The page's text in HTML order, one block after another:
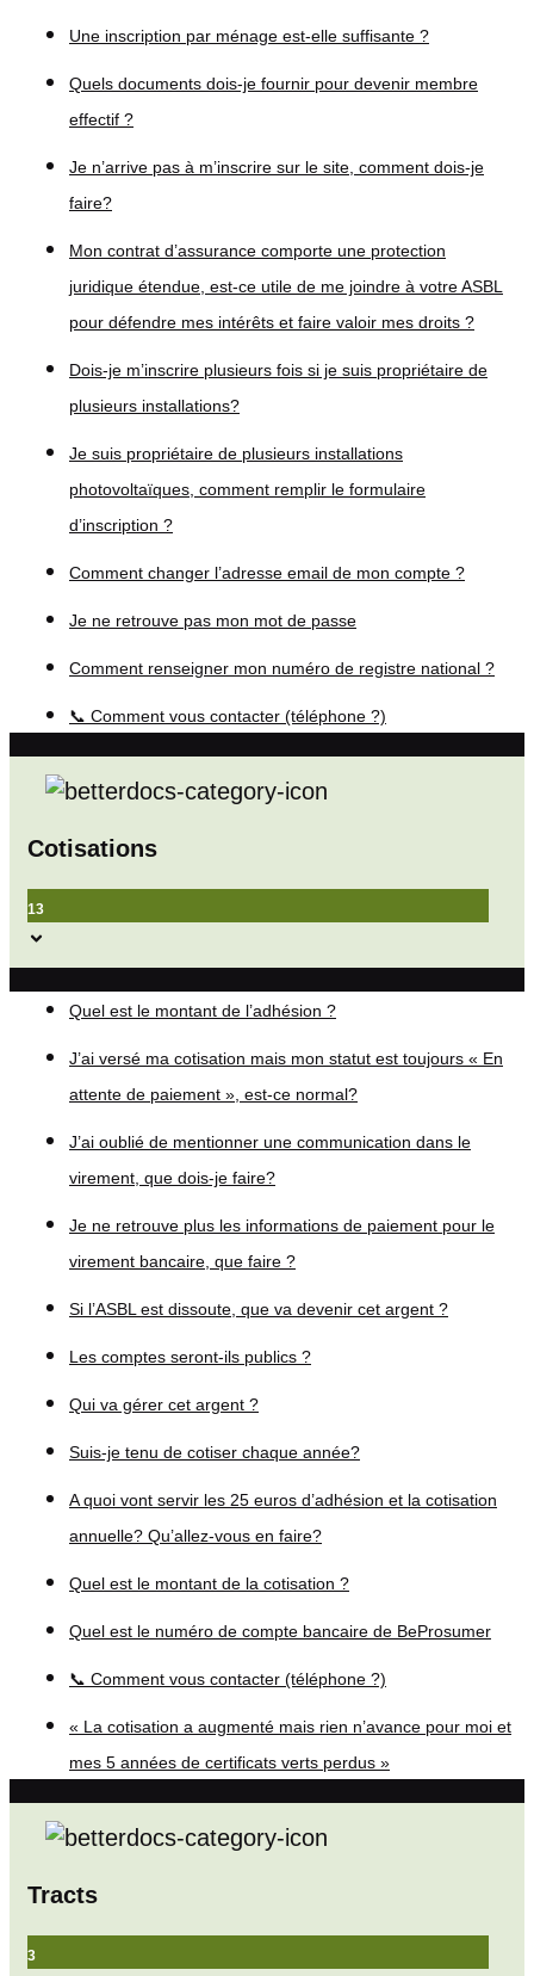
Une inscription par ménage est-elle suffisante ?
Quels documents dois-je fournir pour devenir membre
effectif ?
Je n’arrive pas à m’inscrire sur le site, comment dois-je
faire?
Mon contrat d’assurance comporte une protection
juridique étendue, est-ce utile de me joindre à votre ASBL
pour défendre mes intérêts et faire valoir mes droits ?
Dois-je m’inscrire plusieurs fois si je suis propriétaire de
plusieurs installations?
Je suis propriétaire de plusieurs installations
photovoltaïques, comment remplir le formulaire
d’inscription ?
Comment changer l’adresse email de mon compte ?
Je ne retrouve pas mon mot de passe
Comment renseigner mon numéro de registre national ?
📞 Comment vous contacter (téléphone ?)
Cotisations
13
Quel est le montant de l’adhésion ?
J’ai versé ma cotisation mais mon statut est toujours « En
attente de paiement », est-ce normal?
J’ai oublié de mentionner une communication dans le
virement, que dois-je faire?
Je ne retrouve plus les informations de paiement pour le
virement bancaire, que faire ?
Si l’ASBL est dissoute, que va devenir cet argent ?
Les comptes seront-ils publics ?
Qui va gérer cet argent ?
Suis-je tenu de cotiser chaque année?
A quoi vont servir les 25 euros d’adhésion et la cotisation
annuelle? Qu’allez-vous en faire?
Quel est le montant de la cotisation ?
Quel est le numéro de compte bancaire de BeProsumer
📞 Comment vous contacter (téléphone ?)
« La cotisation a augmenté mais rien n’avance pour moi et
mes 5 années de certificats verts perdus »
Tracts
3